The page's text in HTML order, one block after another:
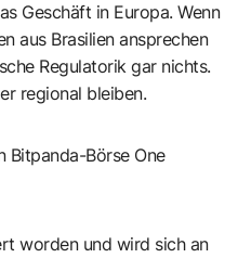
Geschäft in Europa. Wenn
aus Brasilien ansprechen
Regulatorik gar nichts.
regional bleiben.
Bitpanda-Börse One
worden und wird sich an